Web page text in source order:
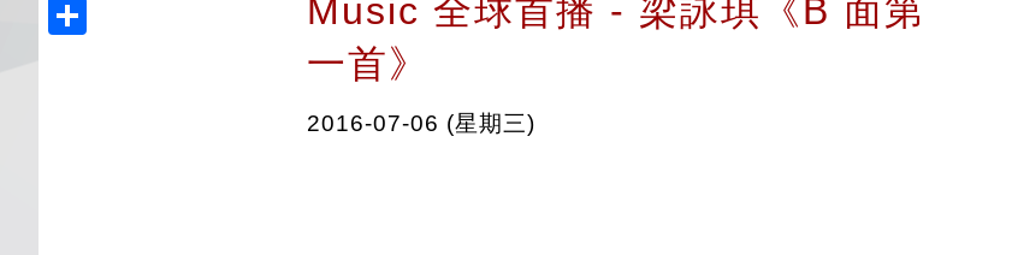
Pinterest
Music 全球首播 - 梁詠琪《B 面第
一首》
2016-07-06 (星期三)